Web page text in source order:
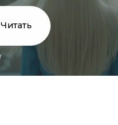
Читать